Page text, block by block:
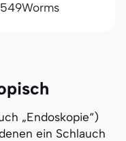
Worms
„Endoskopie“)
ein Schlauch